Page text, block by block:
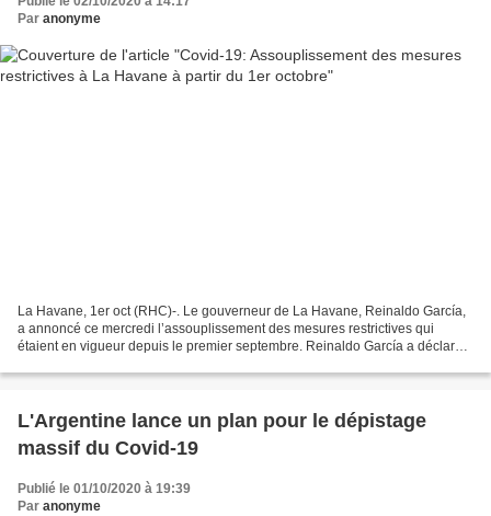
Par anonyme
La Havane, 1er oct (RHC)-. Le gouverneur de La Havane, Reinaldo García,
a annoncé ce mercredi l’assouplissement des mesures restrictives qui
étaient en vigueur depuis le premier septembre. Reinaldo García a déclaré
L'Argentine lance un plan pour le dépistage
massif du Covid-19
Publié le 01/10/2020 à 19:39
Par anonyme